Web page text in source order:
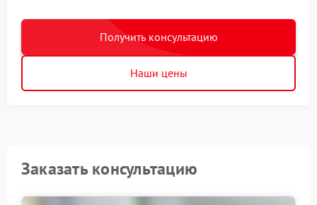
Получить консультацию
Наши цены
Заказать консультацию